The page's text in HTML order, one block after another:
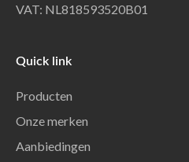
VAT: NL818593520B01
Quick link
Producten
Onze merken
Aanbiedingen